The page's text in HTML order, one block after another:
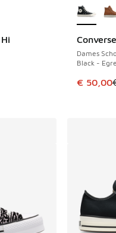
Prijs verlaagd van €
Dit artikel is in
Dames
Black -
Dit
€ 50,00
BESPAAR